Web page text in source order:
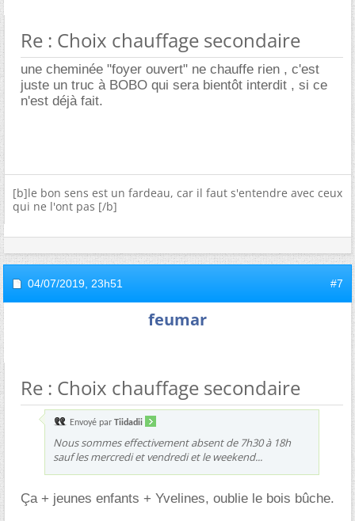
Re : Choix chauffage secondaire
une cheminée "foyer ouvert" ne chauffe rien , c'est
juste un truc à BOBO qui sera bientôt interdit , si ce
n'est déjà fait.
[b]le bon sens est un fardeau, car il faut s'entendre avec ceux
qui ne l'ont pas [/b]
04/07/2019, 23h51 #7
feumar
Re : Choix chauffage secondaire
Envoyé par Tiidadii
Nous sommes effectivement absent de 7h30 à 18h
sauf les mercredi et vendredi et le weekend...
Ça + jeunes enfants + Yvelines, oublie le bois bûche.